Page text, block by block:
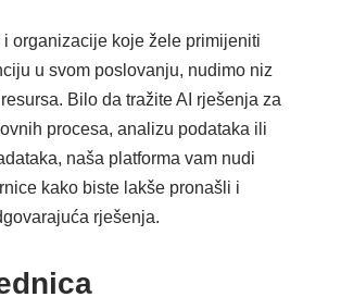
organizacije koje žele primijeniti
u svom poslovanju, nudimo niz
Bilo da tražite AI rješenja za
procesa, analizu podataka ili
naša platforma vam nudi
kako biste lakše pronašli i
rješenja.